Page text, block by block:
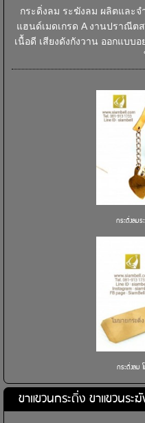
กระดิ่งลม ระฆังลม ผลิตและ
แฮนด์เมดเกรด A งานปราณีต
เนื้อดี เสียงดังกังวาน ออกแบบ
กระดิ่งลม
กระดิ่งลม
ขาแขวนกระดิ่ง ขาแขวนร